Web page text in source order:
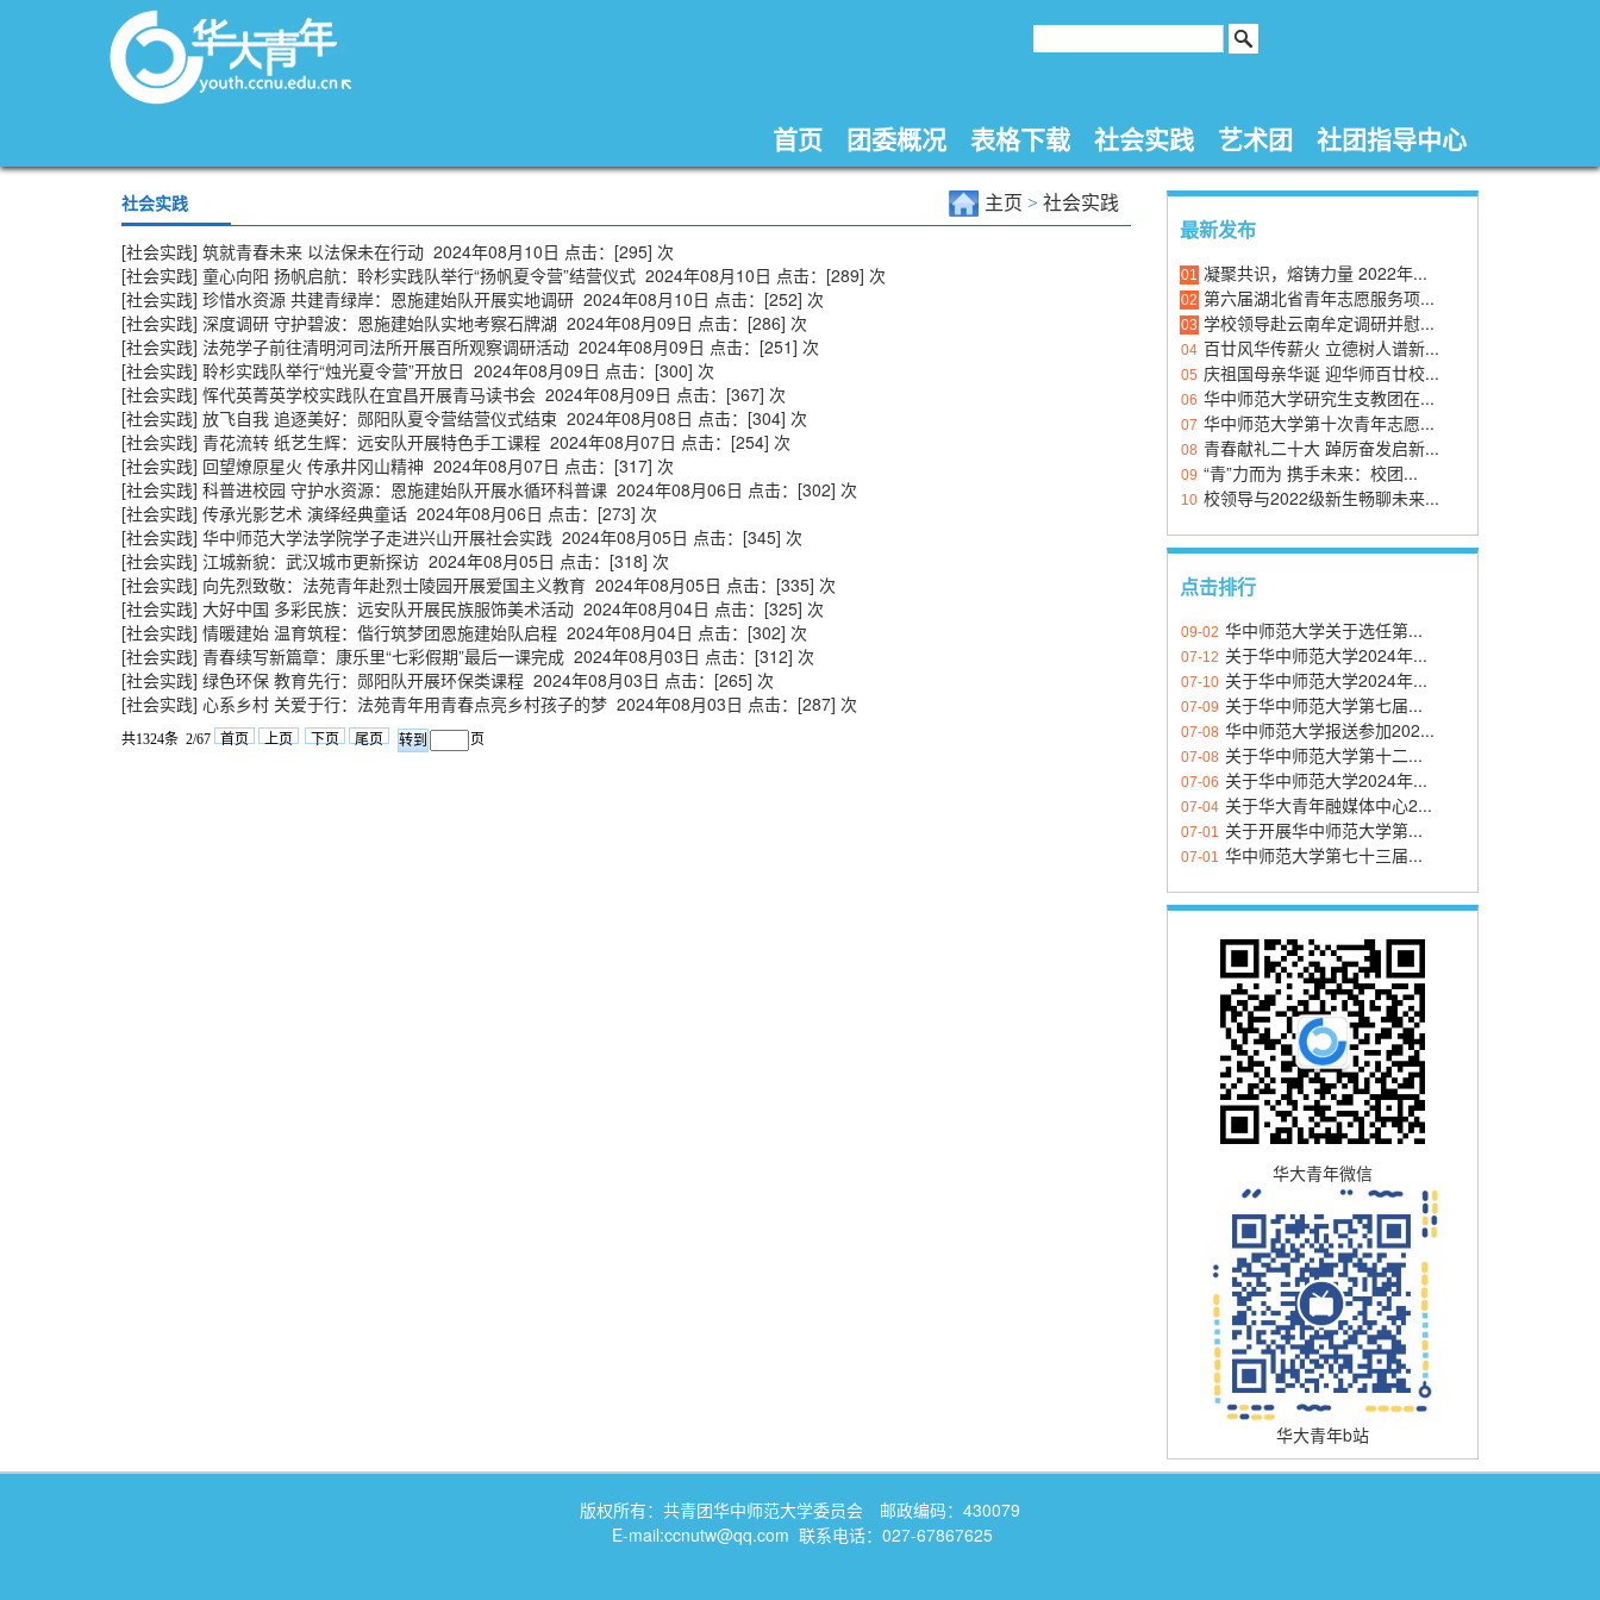
首页 团委概况 表格下载 社会实践 艺术团 社团指导中心
主页 > 社会实践
社会实践
[社会实践] 筑就青春未来 以法保未在行动 2024年08月10日 点击：[295] 次
[社会实践] 童心向阳 扬帆启航：聆杉实践队举行“扬帆夏令营”结营仪式 2024年08月10日 点击：[289] 次
[社会实践] 珍惜水资源 共建青绿岸：恩施建始队开展实地调研 2024年08月10日 点击：[252] 次
[社会实践] 深度调研 守护碧波：恩施建始队实地考察石牌湖 2024年08月09日 点击：[286] 次
[社会实践] 法苑学子前往清明河司法所开展百所观察调研活动 2024年08月09日 点击：[251] 次
[社会实践] 聆杉实践队举行“烛光夏令营”开放日 2024年08月09日 点击：[300] 次
[社会实践] 恽代英菁英学校实践队在宜昌开展青马读书会 2024年08月09日 点击：[367] 次
[社会实践] 放飞自我 追逐美好：郧阳队夏令营结营仪式结束 2024年08月08日 点击：[304] 次
[社会实践] 青花流转 纸艺生辉：远安队开展特色手工课程 2024年08月07日 点击：[254] 次
[社会实践] 回望燎原星火 传承井冈山精神 2024年08月07日 点击：[317] 次
[社会实践] 科普进校园 守护水资源：恩施建始队开展水循环科普课 2024年08月06日 点击：[302] 次
[社会实践] 传承光影艺术 演绎经典童话 2024年08月06日 点击：[273] 次
[社会实践] 华中师范大学法学院学子走进兴山开展社会实践 2024年08月05日 点击：[345] 次
[社会实践] 江城新貌：武汉城市更新探访 2024年08月05日 点击：[318] 次
[社会实践] 向先烈致敬：法苑青年赴烈士陵园开展爱国主义教育 2024年08月05日 点击：[335] 次
[社会实践] 大好中国 多彩民族：远安队开展民族服饰美术活动 2024年08月04日 点击：[325] 次
[社会实践] 情暖建始 温育筑程：偕行筑梦团恩施建始队启程 2024年08月04日 点击：[302] 次
[社会实践] 青春续写新篇章：康乐里“七彩假期”最后一课完成 2024年08月03日 点击：[312] 次
[社会实践] 绿色环保 教育先行：郧阳队开展环保类课程 2024年08月03日 点击：[265] 次
[社会实践] 心系乡村 关爱于行：法苑青年用青春点亮乡村孩子的梦 2024年08月03日 点击：[287] 次
共1324条 2/67 首页 上页 下页 尾页 页
最新发布
01 凝聚共识，熔铸力量 2022年...
02 第六届湖北省青年志愿服务项...
03 学校领导赴云南牟定调研并慰...
04 百廿风华传薪火 立德树人谱新...
05 庆祖国母亲华诞 迎华师百廿校...
06 华中师范大学研究生支教团在...
07 华中师范大学第十次青年志愿...
08 青春献礼二十大 踔厉奋发启新...
09 “青”力而为 携手未来：校团...
10 校领导与2022级新生畅聊未来...
点击排行
09-02 华中师范大学关于选任第...
07-12 关于华中师范大学2024年...
07-10 关于华中师范大学2024年...
07-09 关于华中师范大学第七届...
07-08 华中师范大学报送参加202...
07-08 关于华中师范大学第十二...
07-06 关于华中师范大学2024年...
07-04 关于华大青年融媒体中心2...
07-01 关于开展华中师范大学第...
07-01 华中师范大学第七十三届...
华大青年微信
华大青年b站
版权所有：共青团华中师范大学委员会 邮政编码：430079
E-mail:ccnutw@qq.com 联系电话：027-67867625